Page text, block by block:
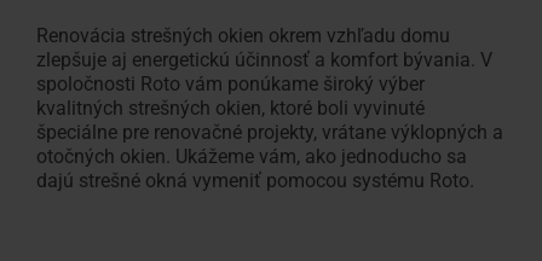
Renovácia strešných okien okrem vzhľadu domu
zlepšuje aj energetickú účinnosť a komfort bývania. V
spoločnosti Roto vám ponúkame široký výber
kvalitných strešných okien, ktoré boli vyvinuté
špeciálne pre renovačné projekty, vrátane výklopných a
otočných okien. Ukážeme vám, ako jednoducho sa
dajú strešné okná vymeniť pomocou systému Roto.